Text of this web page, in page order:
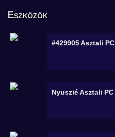
Eszközök
#429905Asztali PC
NyusziéAsztali PC